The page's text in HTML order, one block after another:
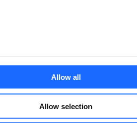
Allow all
Allow selection
IHNEN